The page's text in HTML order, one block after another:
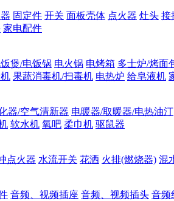
固定件 开关 面板壳体 点火器 灶头 接
家电配件
煲/电饭锅 电火锅 电烤箱 多士炉/烤面
果蔬消毒机/扫毒机 电热炉 给皂液机
器/空气清新器 电暖器/取暖器/电热油汀
软水机 氧吧 柔巾机 驱鼠器
点火器 水流开关 花洒 火排(燃烧器) 混
音频、视频插座 音频、视频插头 音频